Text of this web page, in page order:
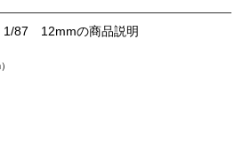
87 12mmの商品説明